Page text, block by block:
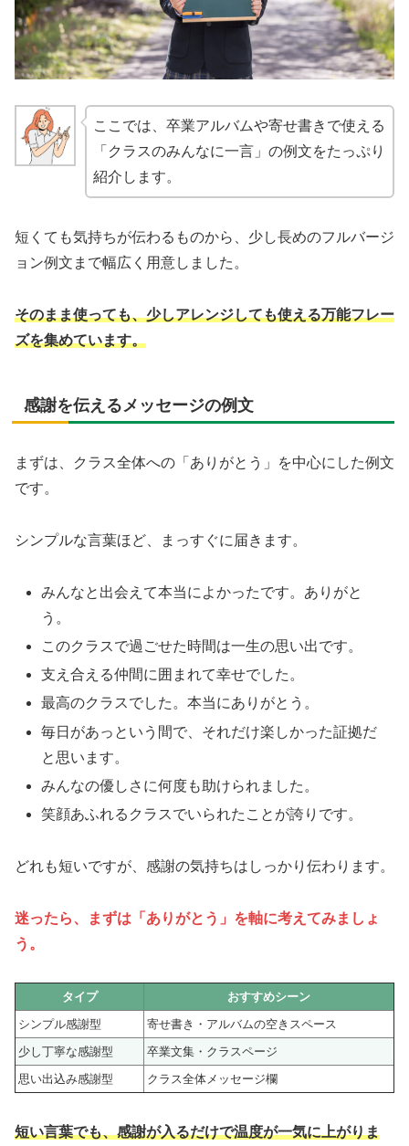
ここでは、卒業アルバムや寄せ書きで使える
「クラスのみんなに一言」の例文をたっぷり
紹介します。
短くても気持ちが伝わるものから、少し長めのフルバージ
ョン例文まで幅広く用意しました。
そのまま使っても、少しアレンジしても使える万能フレー
ズを集めています。
感謝を伝えるメッセージの例文
まずは、クラス全体への「ありがとう」を中心にした例文
です。
シンプルな言葉ほど、まっすぐに届きます。
みんなと出会えて本当によかったです。ありがと
う。
このクラスで過ごせた時間は一生の思い出です。
支え合える仲間に囲まれて幸せでした。
最高のクラスでした。本当にありがとう。
毎日があっという間で、それだけ楽しかった証拠だ
と思います。
みんなの優しさに何度も助けられました。
笑顔あふれるクラスでいられたことが誇りです。
どれも短いですが、感謝の気持ちはしっかり伝わります。
迷ったら、まずは「ありがとう」を軸に考えてみましょ
う。
タイプ
おすすめシーン
シンプル感謝型
寄せ書き・アルバムの空きスペース
少し丁寧な感謝型
卒業文集・クラスページ
思い出込み感謝型
クラス全体メッセージ欄
短い言葉でも、感謝が入るだけで温度が一気に上がりま